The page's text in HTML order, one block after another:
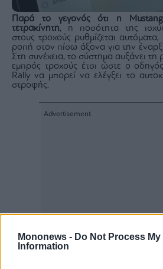
Mononews - Do Not Process My
Information
Παρά το γεγονός ότι η Mustang
τετρακίνητη, η ποσότητα της
στους τροχούς ρυθμίζεται
ροπή στον πίσω άξονα για την
Στη συνέχεια, το σύστημα αυξάνει
εμπρός τροχούς έτσι ώστε ο
Rally να μπορεί να ελέγξει το
στροφής.